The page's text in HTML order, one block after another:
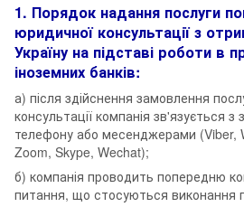
1. Порядок надання послуги
юридичної консультації з
Україну на підставі роботи в
іноземних банків:
а) після здійснення замовлення
консультації компанія зв'язується
телефону або месенджерами (Viber,
Zoom, Skype, Wechat);
б) компанія проводить попередню
питання, що стосуються виконання